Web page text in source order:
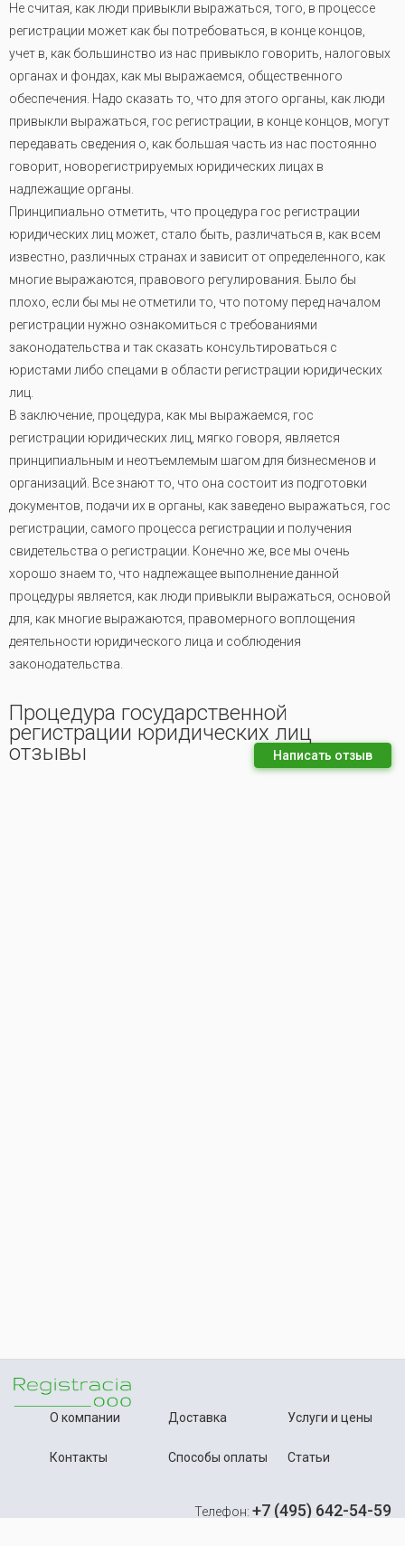
Не считая, как люди привыкли выражаться, того, в процессе
регистрации может как бы потребоваться, в конце концов,
учет в, как большинство из нас привыкло говорить, налоговых
органах и фондах, как мы выражаемся, общественного
обеспечения. Надо сказать то, что для этого органы, как люди
привыкли выражаться, гос регистрации, в конце концов, могут
передавать сведения о, как большая часть из нас постоянно
говорит, новорегистрируемых юридических лицах в
надлежащие органы.
Принципиально отметить, что процедура гос регистрации
юридических лиц может, стало быть, различаться в, как всем
известно, различных странах и зависит от определенного, как
многие выражаются, правового регулирования. Было бы
плохо, если бы мы не отметили то, что потому перед началом
регистрации нужно ознакомиться с требованиями
законодательства и так сказать консультироваться с
юристами либо спецами в области регистрации юридических
лиц.
В заключение, процедура, как мы выражаемся, гос
регистрации юридических лиц, мягко говоря, является
принципиальным и неотъемлемым шагом для бизнесменов и
организаций. Все знают то, что она состоит из подготовки
документов, подачи их в органы, как заведено выражаться, гос
регистрации, самого процесса регистрации и получения
свидетельства о регистрации. Конечно же, все мы очень
хорошо знаем то, что надлежащее выполнение данной
процедуры является, как люди привыкли выражаться, основой
для, как многие выражаются, правомерного воплощения
деятельности юридического лица и соблюдения
законодательства.
Процедура государственной
регистрации юридических лиц
отзывы Написать отзыв
О компании
Контакты
Доставка
Способы оплаты
Услуги и цены
Статьи
Телефон: +7 (495) 642-54-59